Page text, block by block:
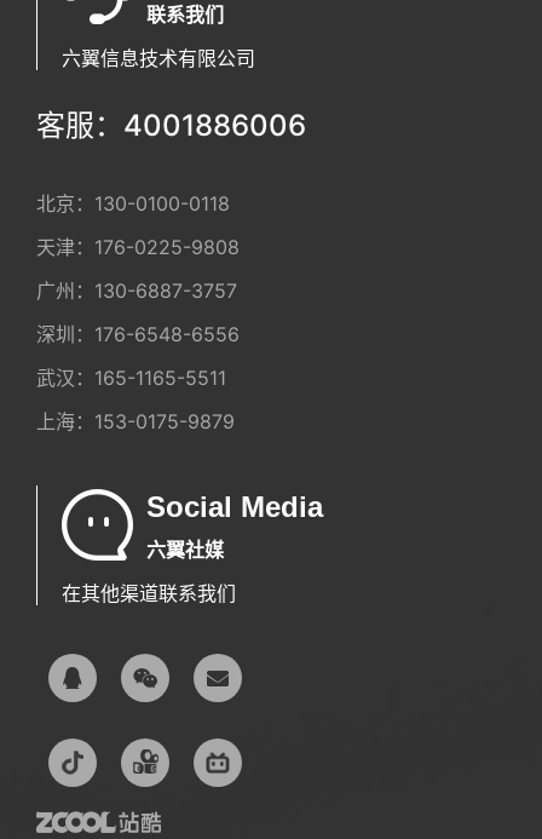
联系我们
六翼信息技术有限公司
客服：4001886006
北京： 130-0100-0118
天津： 176-0225-9808
广州： 130-6887-3757
深圳： 176-6548-6556
武汉： 165-1165-5511
上海： 153-0175-9879
Social Media
六翼社媒
在其他渠道联系我们